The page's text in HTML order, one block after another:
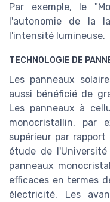
Par exemple, le
l'autonomie de la
l'intensité lumineuse.
TECHNOLOGIE DE
Les panneaux
aussi bénéficié de
Les panneaux à
monocristallin, par
supérieur par
étude de
panneaux
efficaces en termes
électricité. Les